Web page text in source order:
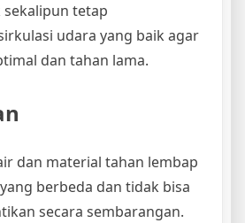
tetap
udara yang baik agar
dan tahan lama.
dan material tahan lembap
berbeda dan tidak bisa
secara sembarangan.